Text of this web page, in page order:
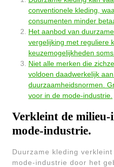
conventionele kleding,
consumenten minder
Het aanbod van
vergelijking met reguliere
keuzemogelijkheden
Niet alle merken die
voldoen daadwerkelijk
duurzaamheidsnormen.
voor in de mode-industrie.
Verkleint de milieu-
mode-industrie.
Duurzame kleding
mode-industrie door het